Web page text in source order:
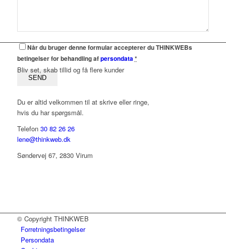
Når du bruger denne formular accepterer du THINKWEBs
betingelser for behandling afpersondata *
Bliv set, skab tillid og få flere kunder
Du er altid velkommen til at skrive eller ringe,
hvis du har spørgsmål.
Telefon 30 82 26 26
lene@thinkweb.dk
Søndervej 67, 2830 Virum
© Copyright THINKWEB
Forretningsbetingelser
Persondata